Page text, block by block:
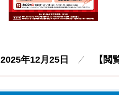
2025年12月25日 【閲